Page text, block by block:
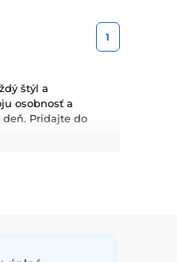
1
štýl a
osobnosť a
Pridajte do